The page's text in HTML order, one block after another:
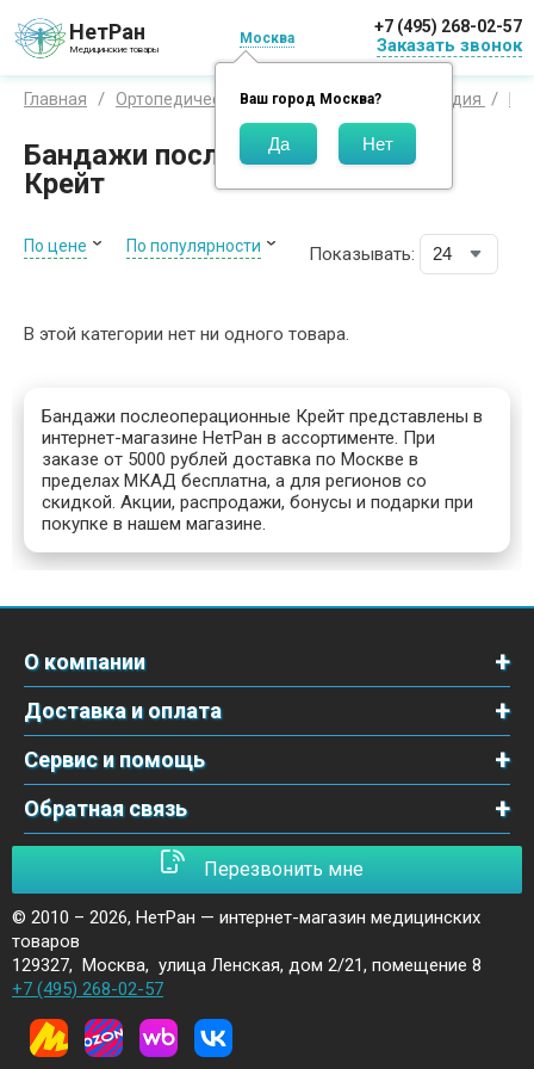
НетРан
Медицинские товары
Москва
Ваш город Москва?
+7 (495) 268-02-57
Заказать звонок
Главная Ортопедические изделия Крейт ортопедия
Бандажи послеоперационные
Крейт
По цене По популярности Показывать:
В этой категории нет ни одного товара.
Бандажи послеоперационные Крейт представлены в
интернет-магазине НетРан в ассортименте. При
заказе от 5000 рублей доставка по Москве в
пределах МКАД бесплатна, а для регионов со
скидкой. Акции, распродажи, бонусы и подарки при
покупке в нашем магазине.
О компании
Доставка и оплата
Сервис и помощь
Обратная связь
Перезвонить мне
© 2010 – 2026, НетРан — интернет-магазин медицинских
товаров
129327, Москва, улица Ленская, дом 2/21, помещение 8
+7 (495) 268-02-57